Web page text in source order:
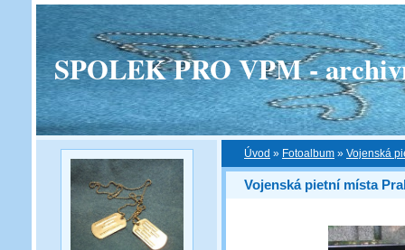
SPOLEK PRO VPM -
Úvod » Fotoalbum » Vojenská
Vojenská pietní místa